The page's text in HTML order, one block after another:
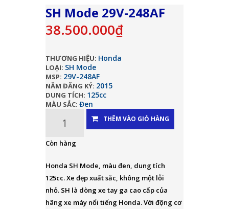
SH Mode 29V-248AF
38.500.000₫
THƯƠNG HIỆU: Honda
LOẠI: SH Mode
MSP: 29V-248AF
NĂM ĐĂNG KÝ: 2015
DUNG TÍCH: 125cc
MÀU SẮC: Đen
THÊM VÀO GIỎ HÀNG
Còn hàng
Honda SH Mode, màu đen, dung tích
125cc. Xe đẹp xuất sắc, không một lỗi
nhỏ. SH là dòng xe tay ga cao cấp của
hãng xe máy nổi tiếng Honda. Với động cơ